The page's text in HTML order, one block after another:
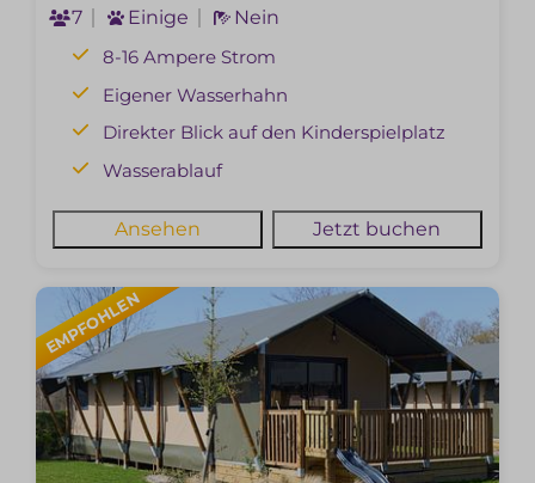
7
Einige
Nein
8-16 Ampere Strom
Eigener Wasserhahn
Direkter Blick auf den Kinderspielplatz
Wasserablauf
Ansehen Jetzt buchen
EMPFOHLEN